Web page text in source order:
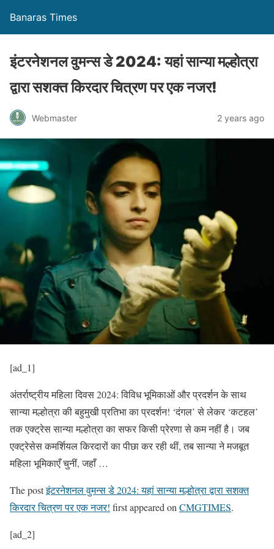
Banaras Times
इंटरनेशनल वुमन्स डे 2024: यहां सान्या मल्होत्रा ​​
द्वारा सशक्त किरदार चित्रण पर एक नजर!
Webmaster 2 years ago
[ad_1]
अंतर्राष्ट्रीय महिला दिवस 2024: विविध भूमिकाओं और प्रदर्शन के साथ
सान्या मल्होत्रा ​​की बहुमुखी प्रतिभा का प्रदर्शन! ‘दंगल’ से लेकर ‘कटहल’
तक एक्ट्रेस सान्या मल्होत्रा ​​का सफर किसी प्रेरणा से कम नहीं है। जब
एक्ट्रेसेस कमर्शियल किरदारों का पीछा कर रही थीं, तब सान्या ने मजबूत
महिला भूमिकाएँ चुनीं, जहाँ …
The postइंटरनेशनल वुमन्स डे 2024: यहां सान्या मल्होत्रा ​​द्वारा सशक्त
किरदार चित्रण पर एक नजर! first appeared on CMGTIMES.
[ad_2]